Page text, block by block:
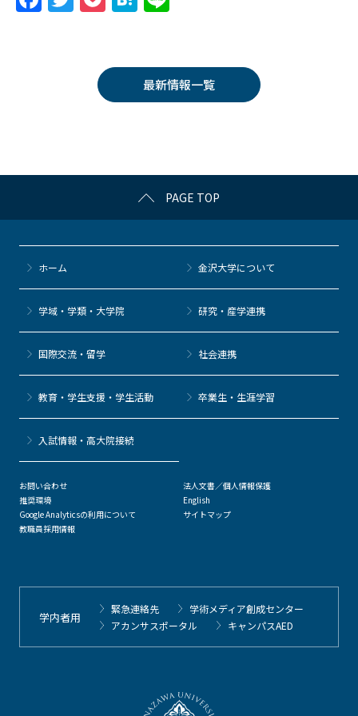
k
erk
et
n
a
最新情報一覧
PAGE TOP
ホーム 金沢大学について
学域・学類・大学院 研究・産学連携
国際交流・留学 社会連携
教育・学生支援・学生活動 卒業生・生涯学習
⼊試情報・高大院接続
お問い合わせ
推奨環境
Google Analyticsの利用について
教職員採用情報
法人文書／個人情報保護
English
サイトマップ
学内者用
緊急連絡先
学術メディア創成センター
アカンサスポータル
キャンパスAED